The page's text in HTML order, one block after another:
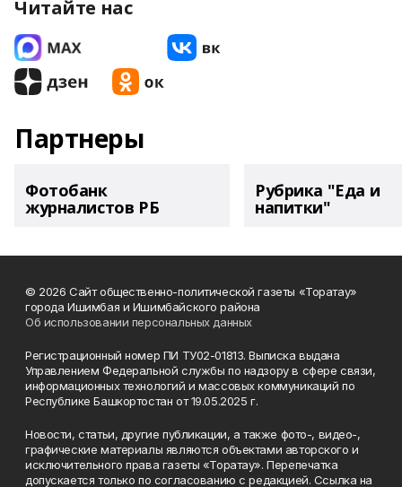
Читайте нас
Партнеры
Фотобанк
журналистов РБ
Рубрика "Еда и
напитки"
© 2026 Сайт общественно-политической газеты «Торатау»
города Ишимбая и Ишимбайского района
Об использовании персональных данных
Регистрационный номер ПИ ТУ02-01813. Выписка выдана
Управлением Федеральной службы по надзору в сфере связи,
информационных технологий и массовых коммуникаций по
Республике Башкортостан от 19.05.2025 г.
Новости, статьи, другие публикации, а также фото-, видео-,
графические материалы являются объектами авторского и
исключительного права газеты «Торатау». Перепечатка
допускается только по согласованию с редакцией. Ссылка на